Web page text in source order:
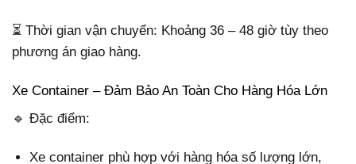
⏳ Thời gian vận chuyển: Khoảng 36 – 48 giờ tùy theo
phương án giao hàng.
Xe Container – Đảm Bảo An Toàn Cho Hàng Hóa Lớn
🔹 Đặc điểm:
Xe container phù hợp với hàng hóa số lượng lớn,